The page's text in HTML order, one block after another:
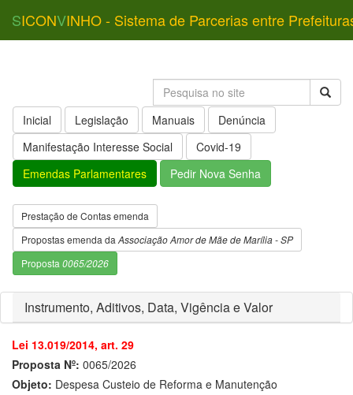
SICONVINHO - Sistema de Parcerias entre
Inicial Legislação Manuais
Denúncia
Manifestação Interesse Social
Covid-19
Emendas Parlamentares
Pedir Nova Senha
Prestação de Contas emenda
Propostas emenda da Associação Amor de Mãe de Marília - SP
Proposta 0065/2026
Instrumento, Aditivos, Data, Vigência e Valor
Lei 13.019/2014, art. 29
Proposta Nº: 0065/2026
Objeto: Despesa Custeio de Reforma e Manutenção